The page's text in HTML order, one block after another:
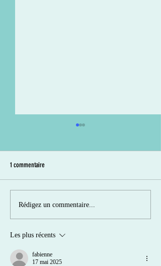
COMMUNE COMMUNE, de retour en
2026 !
1 commentaire
Rédigez un commentaire...
Les plus récents
fabienne
17 mai 2025